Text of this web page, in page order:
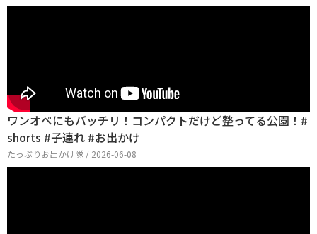
ワンオペにもバッチリ！コンパクトだけど整ってる公園！#
shorts #子連れ #お出かけ
たっぷりお出かけ隊 / 2026-06-08